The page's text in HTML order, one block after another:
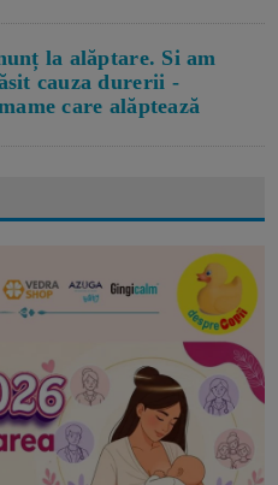
la alăptare. Si am
cauza durerii -
care alăptează